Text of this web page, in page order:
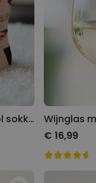
Gepersonaliseerde aperol sokken met gezicht
€ 16,99